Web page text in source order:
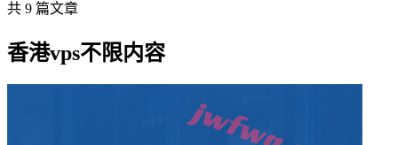
共 9 篇文章
香港vps不限内容